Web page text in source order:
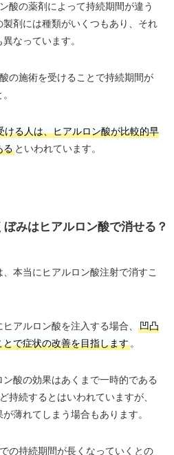
酸の薬剤によって持続期間が違う
剤には種類がいくつもあり、それ
なっています。
の施術を受けることで持続期間が
ける人は、ヒアルロン酸が比較的早
るといわれています。
みはヒアルロン酸で消せる？
本当にヒアルロン酸注射で消すこ
アルロン酸を注入する場合、
凹凸
で症状の改善を目指します。
酸の効果はあくまで一時的である
持続するとはいわれていますが、
薄れてしまう場合もあります。
の持続期間が長くなっていくとの